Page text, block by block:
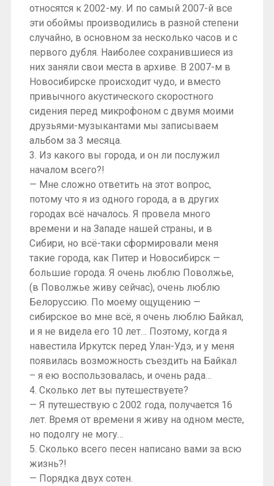
относятся к 2002-му. И по самый 2007-й все
эти обоймы производились в разной степени
случайно, в основном за несколько часов и с
первого дубля. Наиболее сохранившиеся из
них заняли свои места в архиве. В 2007-м в
Новосибирске происходит чудо, и вместо
привычного акустического скоростного
сидения перед микрофоном с двумя моими
друзьями-музыкантами мы записываем
альбом за 3 месяца.
3. Из какого вы города, и он ли послужил
началом всего?!
— Мне сложно ответить на этот вопрос,
потому что я из одного города, а в других
городах всё началось. Я провела много
времени и на Западе нашей страны, и в
Сибири, но всё-таки сформировали меня
такие города, как Питер и Новосибирск —
большие города. Я очень люблю Поволжье,
(в Поволжье живу сейчас), очень люблю
Белоруссию. По моему ощущению —
сибирское во мне всё, я очень люблю Байкал,
и я не видела его 10 лет… Поэтому, когда я
навестила Иркутск перед Улан-Удэ, и у меня
появилась возможность съездить на Байкал
– я ею воспользовалась, и очень рада…
4. Сколько лет вы путешествуете?
— Я путешествую с 2002 года, получается 16
лет. Время от времени я живу на одном месте,
но подолгу не могу…
5. Сколько всего песен написано вами за всю
жизнь?!
— Порядка двух сотен.